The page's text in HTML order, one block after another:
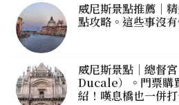
威尼斯景點推薦｜
點攻略。這些事沒
威尼斯景點｜總督
Ducale）。門票購
紹！嘆息橋也一併